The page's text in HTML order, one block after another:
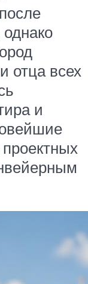
отца всех
и